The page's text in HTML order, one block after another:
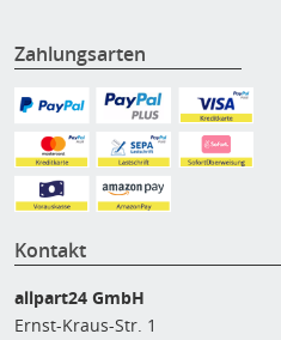
Zahlungsarten
Kontakt
allpart24 GmbH
Ernst-Kraus-Str. 1